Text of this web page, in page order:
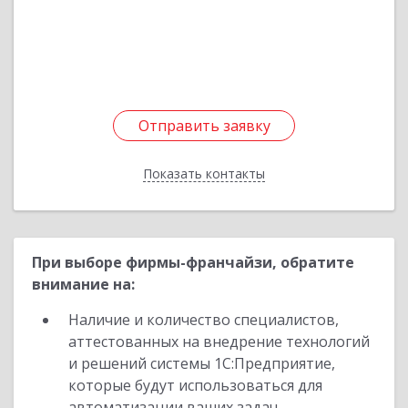
Отправить заявку
Показать контакты
Отправить заявку
Назад
При выборе фирмы-франчайзи, обратите
внимание на:
Наличие и количество специалистов,
аттестованных на внедрение технологий
и решений системы 1С:Предприятие,
которые будут использоваться для